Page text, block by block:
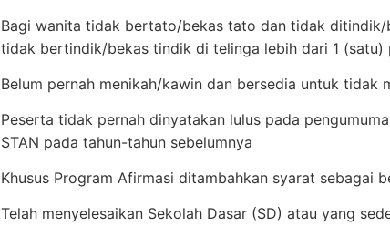
Bagi wanita tidak bertato/bekas tato dan tidak
tidak bertindik/bekas tindik di telinga lebih dari 1 (satu)
Belum pernah menikah/kawin dan bersedia untuk tidak
Peserta tidak pernah dinyatakan lulus pada
STAN pada tahun-tahun sebelumnya
Khusus Program Afirmasi ditambahkan syarat sebagai
Telah menyelesaikan Sekolah Dasar (SD) atau yang